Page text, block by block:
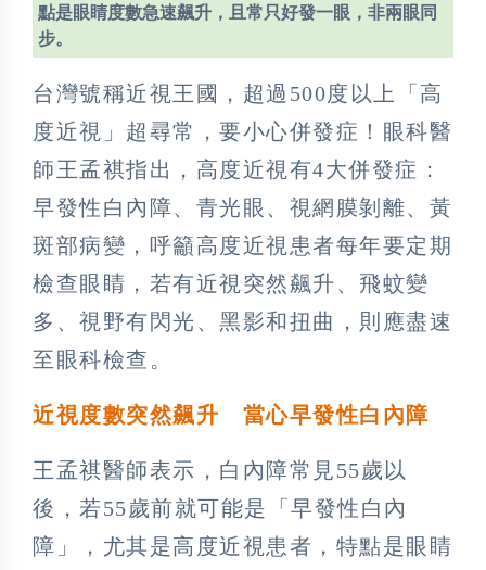
點是眼睛度數急速飆升，且常只好發一眼，非兩眼同
步。
台灣號稱近視王國，超過500度以上「高
度近視」超尋常，要小心併發症！眼科醫
師王孟祺指出，高度近視有4大併發症：
早發性白內障、青光眼、視網膜剝離、黃
斑部病變，呼籲高度近視患者每年要定期
檢查眼睛，若有近視突然飆升、飛蚊變
多、視野有閃光、黑影和扭曲，則應盡速
至眼科檢查。
近視度數突然飆升 當心早發性白內障
王孟祺醫師表示，白內障常見55歲以
後，若55歲前就可能是「早發性白內
障」，尤其是高度近視患者，特點是眼睛